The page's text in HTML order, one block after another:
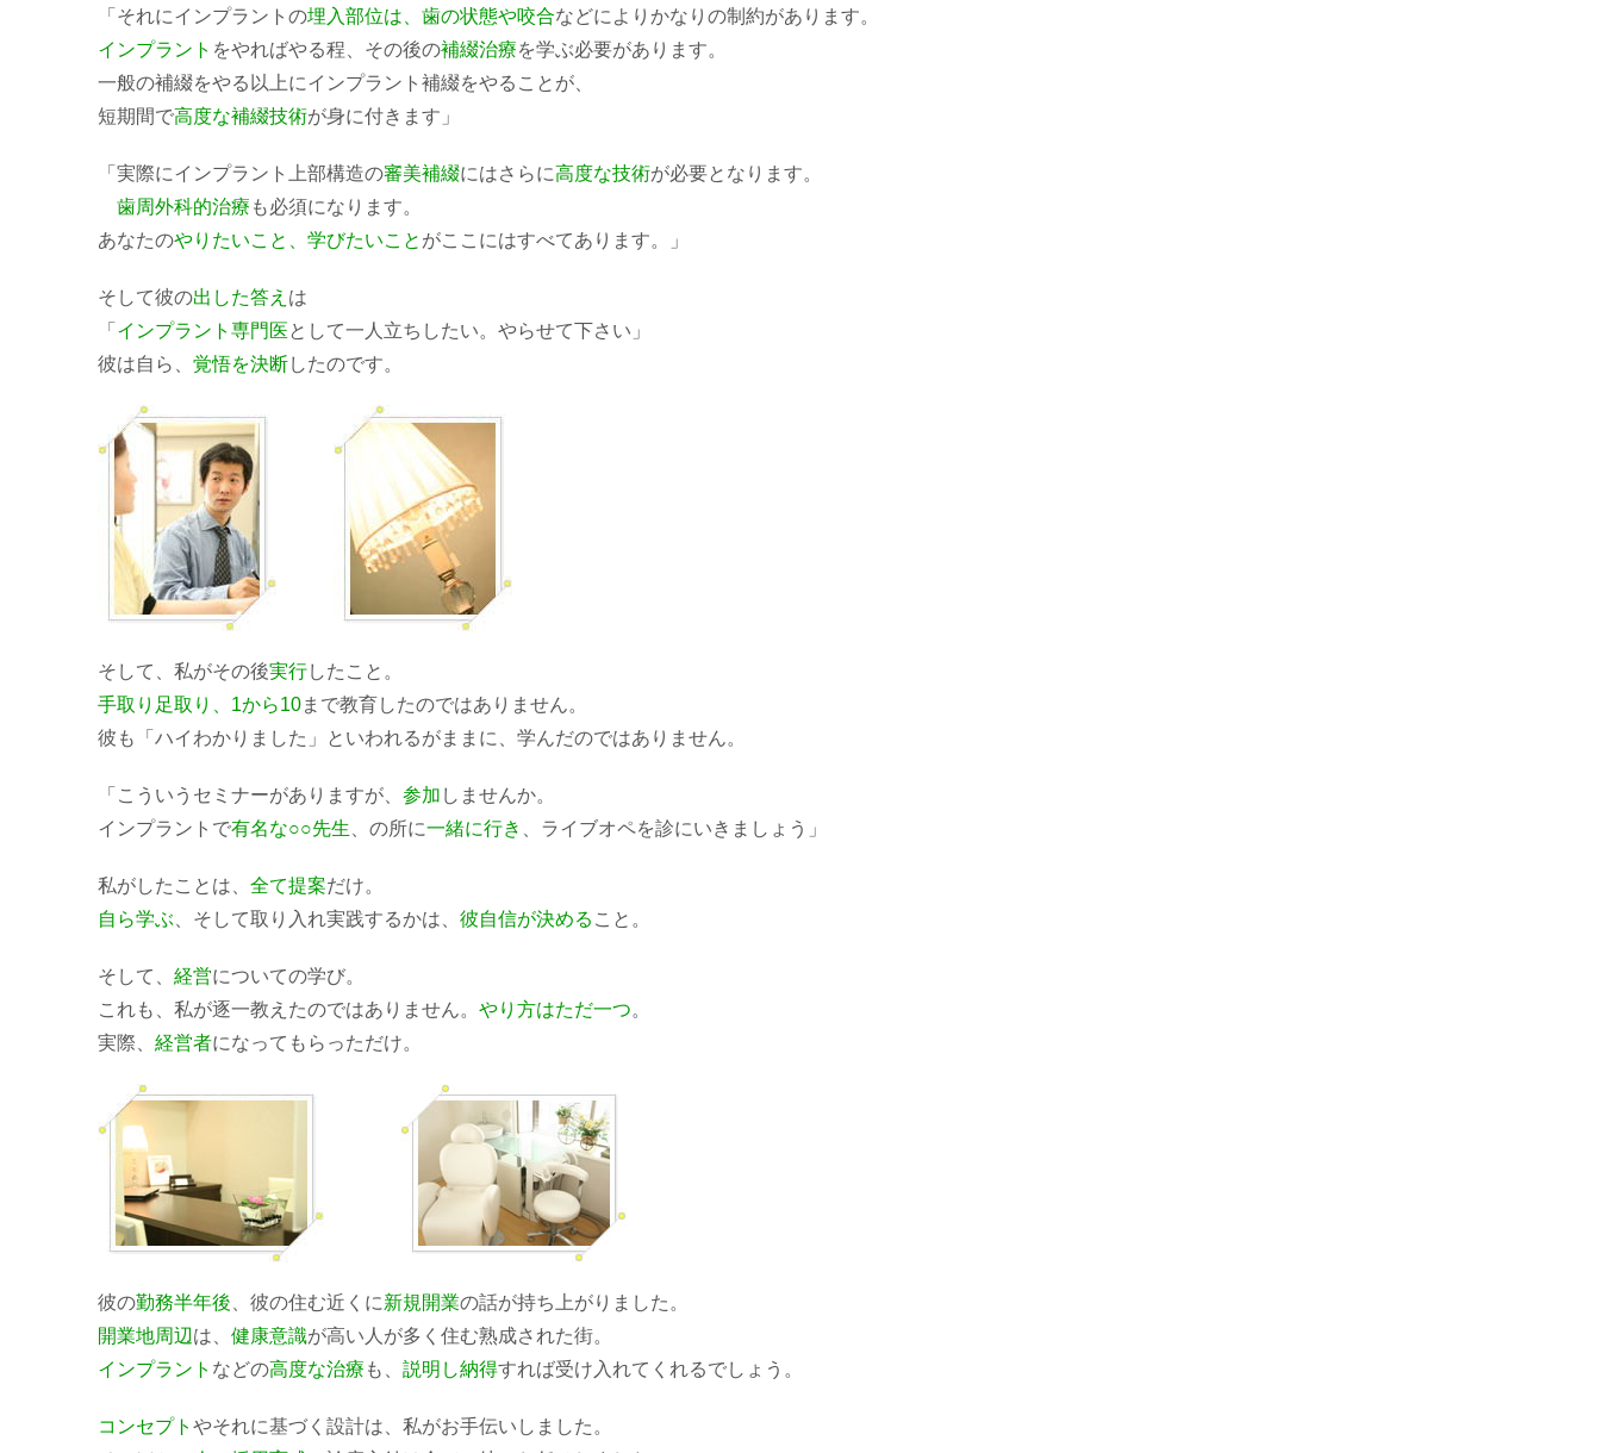
「それにインプラントの埋入部位は、歯の状態や咬合などによりかなりの制約があります。
インプラント をやればやる程、その後の補綴治療を学ぶ必要があります。
一般の補綴をやる以上にインプラント補綴をやることが、
短期間で高度な補綴技術が身に付きます」
「実際にインプラント上部構造の審美補綴にはさらに高度な技術が必要となります。
歯周外科的治療 も必須になります。
あなたのやりたいこと、学びたいこと がここにはすべてあります。」
そして彼の出した答え は
「 インプラント専門医として一人立ちしたい。やらせて下さい」
彼は自ら、 覚悟を決断したのです。
そして、私がその後実行したこと。
手取り足取り、1から10まで教育したのではありません。
彼も「ハイわかりました」といわれるがままに、学んだのではありません。
「こういうセミナーがありますが、 参加 しませんか。
インプラントで有名な○○先生 、の所に一緒に行き 、ライブオペを診にいきましょう」
私がしたことは、 全て提案だけ。
自ら学ぶ 、そして取り入れ実践するかは、 彼自信が決める こと。
そして、 経営についての学び。
これも、私が逐一教えたのではありません。 やり方はただ一つ。
実際、 経営者になってもらっただけ。
彼の勤務半年後 、彼の住む近くに新規開業の話が持ち上がりました。
開業地周辺 は、 健康意識が高い人が多く住む熟成された街。
インプラント などの高度な治療 も、 説明し納得すれば受け入れてくれるでしょう。
コンセプト やそれに基づく設計は、私がお手伝いしました。